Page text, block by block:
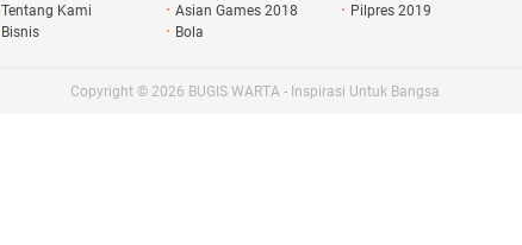
Tentang Kami Asian Games 2018
Pilpres 2019
Bisnis
Bola
Copyright © 2026 BUGIS WARTA - Inspirasi Untuk Bangsa